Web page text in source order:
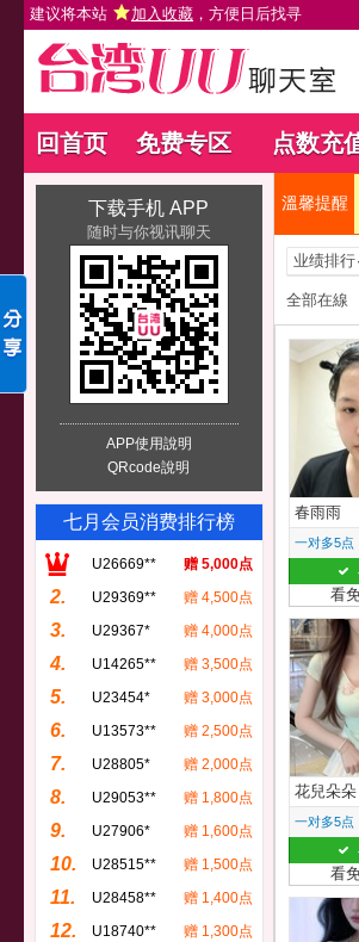
建议将本站 加入收藏 ，方便日后找寻
回首页 免费专区 点数充
下载手机 APP
随时与你视讯聊天
APP使用說明
QRcode說明
七月会员消费排行榜
U26669** 赠 5,000点
2. U29369** 赠 4,500点
3. U29367* 赠 4,000点
4. U14265** 赠 3,500点
5. U23454* 赠 3,000点
6. U13573** 赠 2,500点
7. U28805* 赠 2,000点
8. U29053** 赠 1,800点
9. U27906* 赠 1,600点
10. U28515** 赠 1,500点
11. U28458** 赠 1,400点
12. U18740** 赠 1,300点
溫馨提醒
业绩排行
全部在線
春雨雨
一对多5点
看
花兒朵朵
一对多5点
看